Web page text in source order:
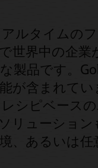
アルタイムの
世界中の企業
製品です。
が含まれて
シピベース
リューショ
、あるいは